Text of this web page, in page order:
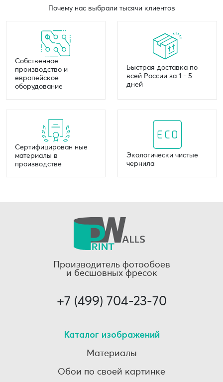
Почему нас выбрали тысячи клиентов
Собственное
производство и
европейское
оборудование
Быстрая доставка по
всей России за 1 - 5
дней
Сертифицирован ные
материалы в
производстве
Экологически чистые
чернила
Производитель фотообоев
и бесшовных фресок
+7 (499) 704-23-70
Каталог изображений
Материалы
Обои по своей картинке